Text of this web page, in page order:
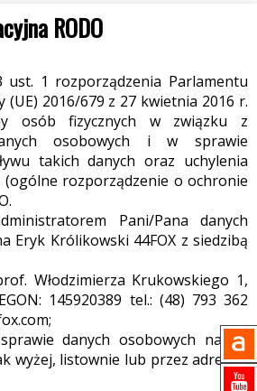
RODO
ust. 1 rozporządzenia Parlamentu
(UE) 2016/679 z 27 kwietnia 2016 r.
osób fizycznych w związku z
osobowych i w sprawie
takich danych oraz uchylenia
(ogólne rozporządzenie o ochronie
Pani/Pana danych
Eryk Królikowski 44FOX z siedzibą
Włodzimierza Krukowskiego 1,
145920389 tel.: (48) 793 362
danych osobowych należy
wyżej, listownie lub przez adres e-